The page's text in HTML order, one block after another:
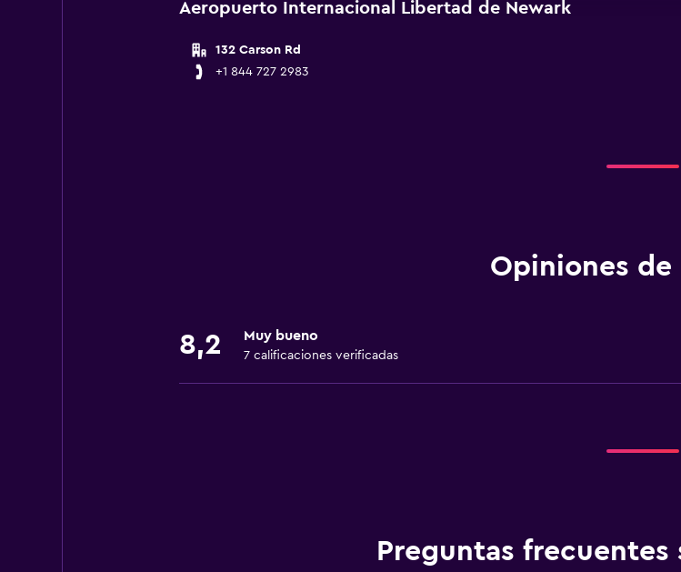
Aeropuerto Internacional Libertad de Newark
132 Carson Rd
+1 844 727 2983
Opiniones de
8,2 Muy bueno
7 calificaciones verificadas
Preguntas frecuentes